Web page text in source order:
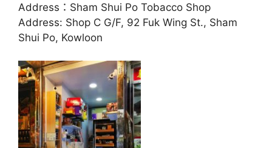
Address：Sham Shui Po Tobacco Shop
Address: Shop C G/F, 92 Fuk Wing St., Sham
Shui Po, Kowloon